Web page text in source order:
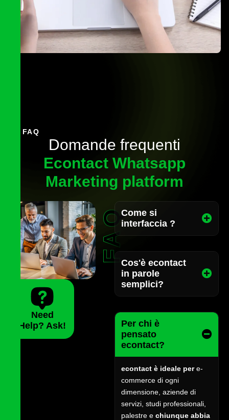
FAQ
Domande frequenti
Econtact Whatsapp
Marketing platform
Need
Help? Ask!
FAQCome si
interfaccia ?
Cos'è econtact
in parole
semplici?
Per chi è
pensato
econtact?
econtact è ideale pere-
commerce di ogni
dimensione, aziende di
servizi, studi professionali,
palestre e chiunque abbia